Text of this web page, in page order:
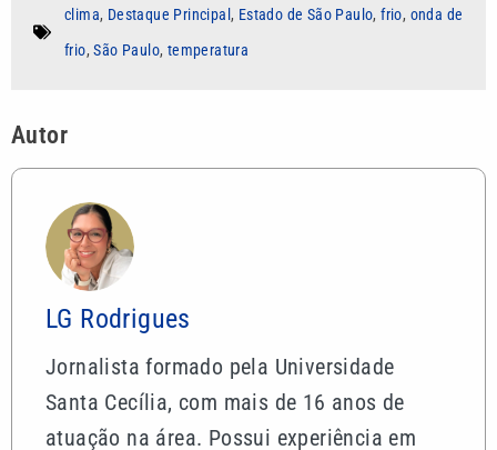
clima, Destaque Principal, Estado de São Paulo,frio, onda de
frio,São Paulo, temperatura
Autor
LG Rodrigues
Jornalista formado pela Universidade
Santa Cecília, com mais de 16 anos de
atuação na área. Possui experiência em